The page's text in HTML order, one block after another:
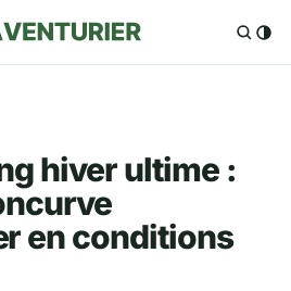
hiver ultime :
en conditions